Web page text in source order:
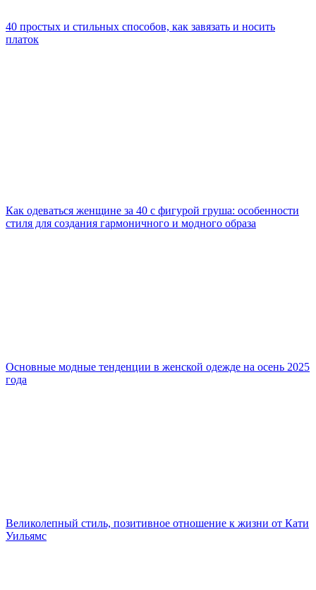
40 простых и стильных способов, как завязать и носить
платок
Как одеваться женщине за 40 с фигурой груша: особенности
стиля для создания гармоничного и модного образа
Основные модные тенденции в женской одежде на осень 2025
года
Великолепный стиль, позитивное отношение к жизни от Кати
Уильямс